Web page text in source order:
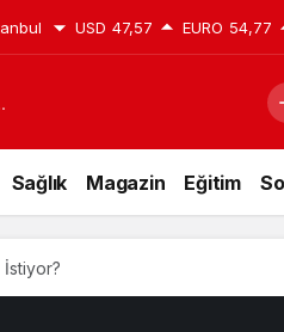
USD 47,57 EURO 54,77
Sağlık Magazin Eğitim
İstiyor?